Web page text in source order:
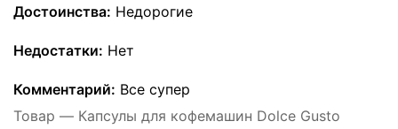
Достоинства: Недорогие
Недостатки: Нет
Комментарий: Все супер
Товар — Капсулы для кофемашин Dolce Gusto